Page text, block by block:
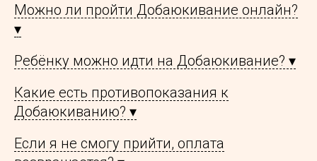
Можно ли пройти Добаюкивание онлайн?
▾
Ребёнку можно идти на Добаюкивание? ▾
Какие есть противопоказания к
Добаюкиванию? ▾
Если я не смогу прийти, оплата